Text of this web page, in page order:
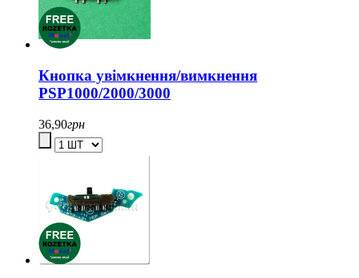
Кнопка увімкнення/вимкнення
PSP1000/2000/3000
36,90грн